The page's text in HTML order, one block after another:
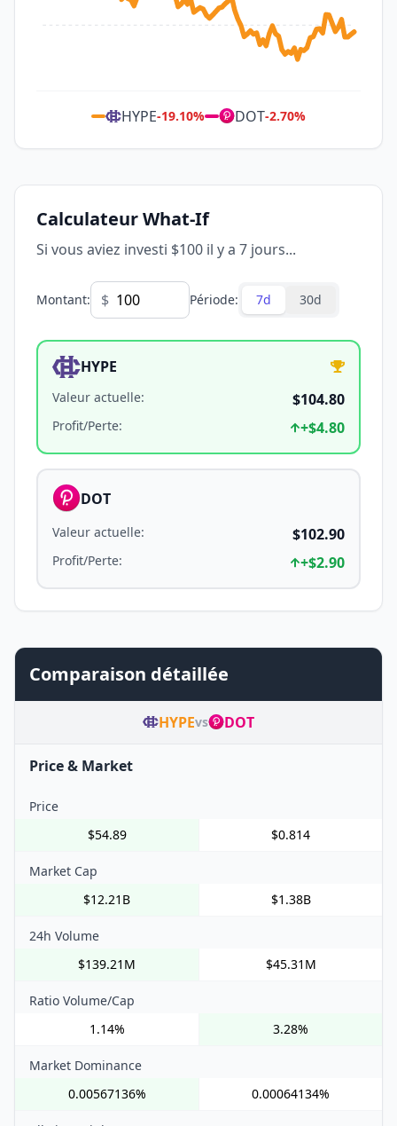
HYPE-19.10% DOT-2.70%
Calculateur What-If
Si vous aviez investi $100 il y a 7 jours...
Montant: $ Période: 7d 30d
HYPE
Valeur actuelle: $104.80
Profit/Perte: +$4.80
DOT
Valeur actuelle: $102.90
Profit/Perte: +$2.90
Comparaison détaillée
HYPEvs DOT
Price & Market
Price
$54.89
$0.814
Market Cap
$12.21B
$1.38B
24h Volume
$139.21M
$45.31M
Ratio Volume/Cap
1.14%
3.28%
Market Dominance
0.00567136%
0.00064134%